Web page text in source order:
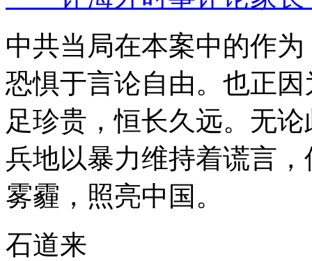
中共当局在本案中的作
恐惧于言论自由。也正
足珍贵，恒长久远。无
兵地以暴力维持着谎言
雾霾，照亮中国。
石道来